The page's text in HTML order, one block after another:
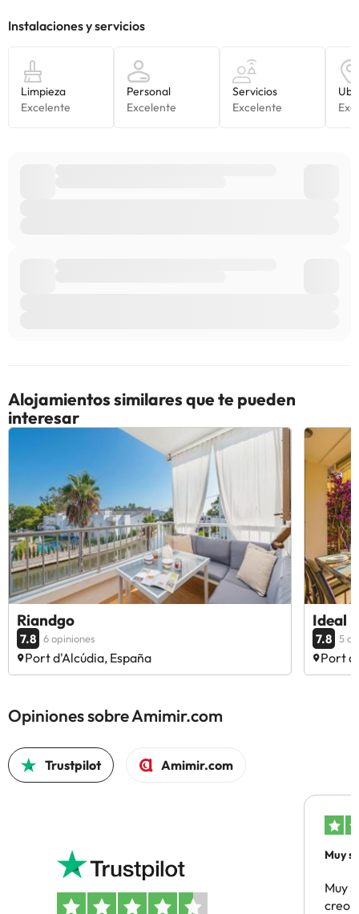
Alojamientos similares que te pueden
interesar
Riandgo
7.8 6 opiniones
Port d'Alcúdia, España
Ideal
7.8 5
Port
Opiniones sobre Amimir.com
Trustpilot Amimir.com
Muy
Muy
creo